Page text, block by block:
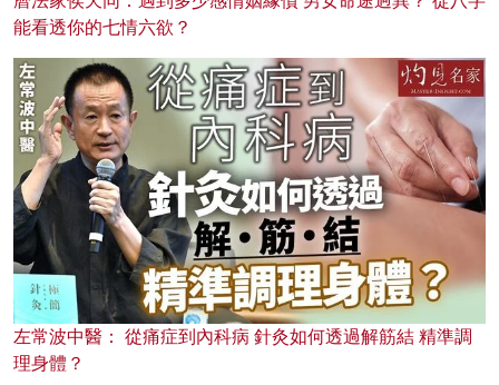
能看透你的七情六欲？
左常波中醫： 從痛症到內科病 針灸如何透過解筋結 精準調
理身體？